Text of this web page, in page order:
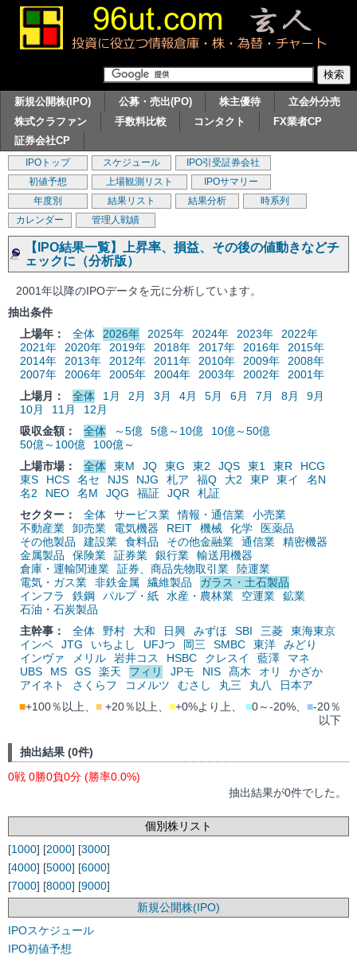
新規公開株(IPO) 公募・売出(PO) 株主優待
立会外分売
株式クラファン
手数料比較 コンタクト
FX業者CP
証券会社CP
IPOトップ スケジュール
IPO引受証券会社
初値予想
上場観測リスト
IPOサマリー
年度別
結果リスト 結果分析
時系列
カレンダー
管理人戦績
【IPO結果一覧】上昇率、損益、その後の値動きなどチ
ェックに（分析版）
2001年以降のIPOデータを元に分析しています。
抽出条件
上場年：
全体 2026年 2025年 2024年 2023年
2022年
2021年
2020年 2019年 2018年 2017年 2016年
2015年
2014年
2013年 2012年 2011年 2010年 2009年
2008年
2007年
2006年 2005年 2004年 2003年 2002年
2001年
上場月：
全体 1月 2月 3月 4月 5月 6月 7月 8月
9月
10月
11月
12月
吸収金額：
全体 ～5億 5億～10億
10億～50億
50億～100億
100億～
上場市場：
全体 東M JQ 東G 東2 JQS 東1 東R
HCG
東S
HCS 名セ NJS NJG 札ア 福Q 大2 東P 東イ
名N
名2
NEO 名M JQG 福証 JQR
札証
セクター：
全体 サービス業 情報・通信業
小売業
不動産業
卸売業 電気機器 REIT 機械 化学
医薬品
その他製品
建設業 食料品 その他金融業 通信業
精密機器
金属製品
保険業 証券業 銀行業
輸送用機器
倉庫・運輸関連業
証券、商品先物取引業
陸運業
電気・ガス業
非鉄金属 繊維製品
ガラス・土石製品
インフラ
鉄鋼 パルプ・紙 水産・農林業 空運業
鉱業
石油・石炭製品
主幹事：
全体 野村 大和 日興 みずほ SBI 三菱
東海東京
インベ
JTG いちよし UFJつ 岡三 SMBC 東洋
みどり
インヴァ
メリル 岩井コス HSBC クレスイ 藍澤
マネ
UBS
MS GS 楽天 フィリ JPモ NIS 髙木 オリ
かざか
アイネト
さくらフ コメルツ むさし 丸三 丸八
日本ア
■+100％以上、 ■ +20％以上、 ■+0%より上、 ■0～-20%、 ■-20％
以下
抽出結果 (0件)
0戦 0勝0負0分 (勝率0.0%)
抽出結果が0件でした。
個別株リスト
[1000] [2000] [3000]
[4000] [5000] [6000]
[7000] [8000] [9000]
新規公開株(IPO)
IPOスケジュール
IPO初値予想